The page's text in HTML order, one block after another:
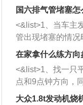
牌，但是中高低端
也是为了更好的开
国六排气管堵塞怎
<&list>1、当车主
管出现堵塞的情
者是细棍，直接将
堵塞情况比较严
施。 <&list>2、
杂物推到排气管
三元催化器拆解开
在家拿什么练方向
<&list>1、找一只
点和9点钟方向，
方向做一个标记。
大众1.8t发动机烧